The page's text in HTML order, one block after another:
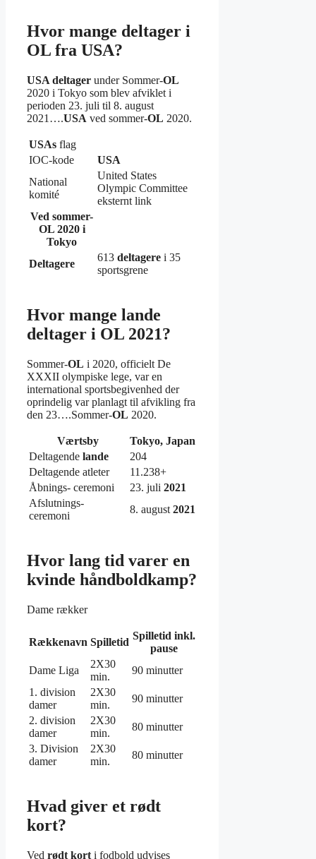
Hvor mange deltager i
OL fra USA?
USA deltager under Sommer-OL
2020 i Tokyo som blev afviklet i
perioden 23. juli til 8. august
2021….USA ved sommer-OL 2020.
USAs flag
IOC-kode
USA
National
komité
United States
Olympic Committee
eksternt link
Ved sommer-
OL2020 i
Tokyo
Deltagere
613 deltagere i 35
sportsgrene
Hvor mange lande
deltager i OL 2021?
Sommer-OL i 2020, officielt De
XXXII olympiske lege, var en
international sportsbegivenhed der
oprindelig var planlagt til afvikling fra
den 23….Sommer-OL 2020.
Værtsby
Tokyo, Japan
Deltagende lande
204
Deltagende atleter
11.238+
Åbnings- ceremoni
23. juli 2021
Afslutnings-
ceremoni
8. august 2021
Hvor lang tid varer en
kvinde håndboldkamp?
Dame rækker
Rækkenavn Spilletid
Spilletid inkl.
pause
Dame Liga
2X30
min.
90 minutter
1. division
damer
2X30
min.
90 minutter
2. division
damer
2X30
min.
80 minutter
3. Division
damer
2X30
min.
80 minutter
Hvad giver et rødt
kort?
Ved rødt kort i fodbold udvises